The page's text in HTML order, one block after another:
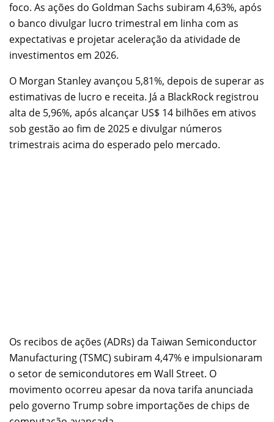
foco. As ações do Goldman Sachs subiram 4,63%, após
o banco divulgar lucro trimestral em linha com as
expectativas e projetar aceleração da atividade de
investimentos em 2026.
O Morgan Stanley avançou 5,81%, depois de superar as
estimativas de lucro e receita. Já a BlackRock registrou
alta de 5,96%, após alcançar US$ 14 bilhões em ativos
sob gestão ao fim de 2025 e divulgar números
trimestrais acima do esperado pelo mercado.
Os recibos de ações (ADRs) da Taiwan Semiconductor
Manufacturing (TSMC) subiram 4,47% e impulsionaram
o setor de semicondutores em Wall Street. O
movimento ocorreu apesar da nova tarifa anunciada
pelo governo Trump sobre importações de chips de